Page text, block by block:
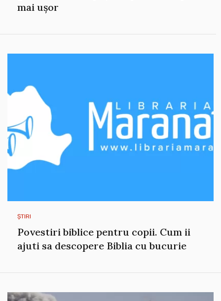
mai ușor
ȘTIRI
Povestiri biblice pentru copii. Cum ii
ajuti sa descopere Biblia cu bucurie